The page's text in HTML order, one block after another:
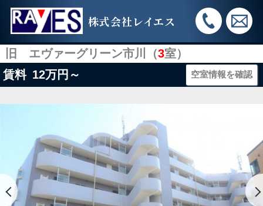
株式会社レイエス
旧 エヴァーグリーン市川（3室）
賃料 12万円～ 空室情報を確認